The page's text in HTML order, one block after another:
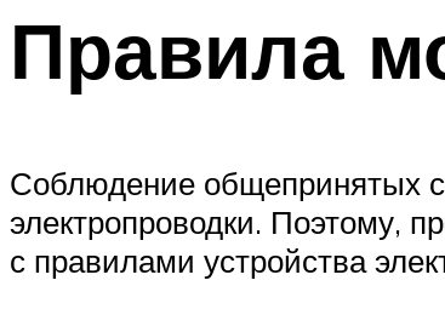
Правила
Соблюдение общепринятых
электропроводки. Поэтому,
с правилами устройства